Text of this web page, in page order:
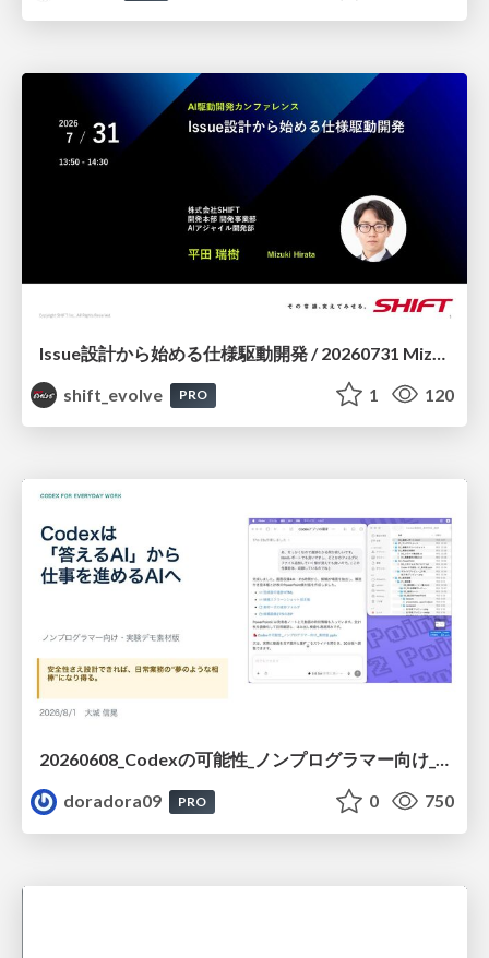
shift_evolve
PRO 1 120
20260608_Codexの可能性_ノンプログラマー向け_大城追記
doradora09
PRO 0 750